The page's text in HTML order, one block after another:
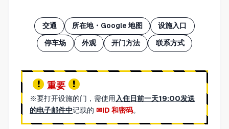
交通 所在地・Google 地图 设施入口
停车场 外观 开门方法 联系方式
重要
※要打开设施的门，需使用 入住日前一天19:00发送
的电子邮件中记载的 ID 和密码。